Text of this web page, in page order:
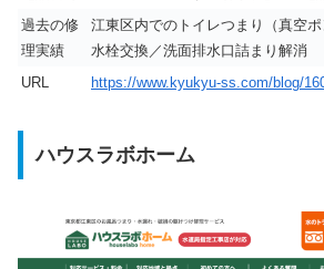
過去の修
理実績
江東区内でのトイレつまり（真空
水栓交換／洗面排水口詰まり解消
URL
https://www.kyukyu-ss.com/blog/
ハウスラボホーム